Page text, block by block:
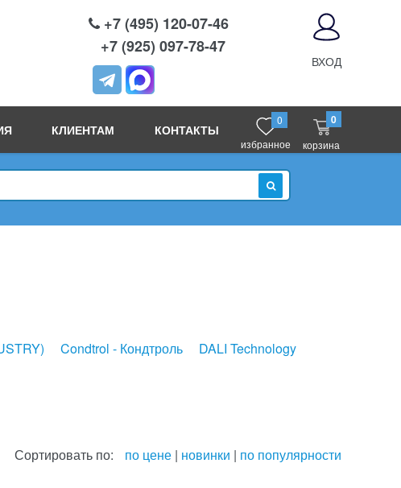
+7 (495) 120-07-46
+7 (925) 097-78-47
ВХОД
КЛИЕНТАМ КОНТАКТЫ
0
избранное
0
корзина
ИСКАТЬ
Condtrol - Кондтроль
DALI Technology
Сортировать по: по цене | новинки | по популярности